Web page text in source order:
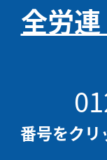
全労
番号をク